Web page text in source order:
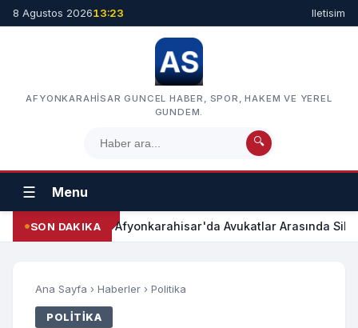
8 Agustos 202613:23 Iletisim
AFYONKARAHISAR GUNCEL HABER, SPOR, HAKEM VE YEREL
GUNDEM.
🔍
☰ Menu
SON DAKIKA Afyonkarahisar'da Avukatlar Arasında
Ana Sayfa › Haberler › Politika
POLITIKA